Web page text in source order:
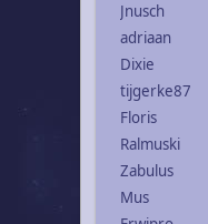
Jnusch
adriaan
Dixie
tijgerke87
Floris
Ralmuski
Zabulus
Mus